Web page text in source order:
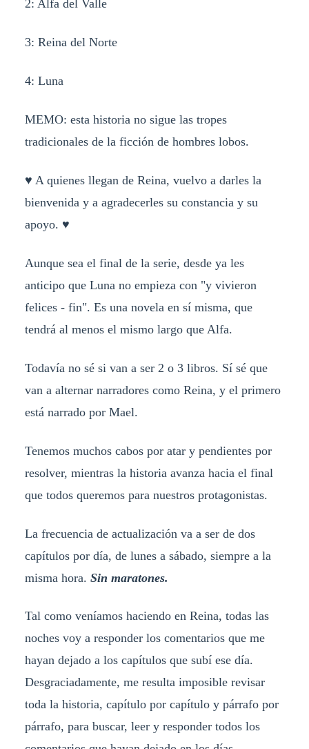
2: Alfa del Valle
3: Reina del Norte
4: Luna
MEMO: esta historia no sigue las tropes
tradicionales de la ficción de hombres lobos.
♥ A quienes llegan de Reina, vuelvo a darles la
bienvenida y a agradecerles su constancia y su
apoyo. ♥
Aunque sea el final de la serie, desde ya les
anticipo que Luna no empieza con "y vivieron
felices - fin". Es una novela en sí misma, que
tendrá al menos el mismo largo que Alfa.
Todavía no sé si van a ser 2 o 3 libros. Sí sé que
van a alternar narradores como Reina, y el primero
está narrado por Mael.
Tenemos muchos cabos por atar y pendientes por
resolver, mientras la historia avanza hacia el final
que todos queremos para nuestros protagonistas.
La frecuencia de actualización va a ser de dos
capítulos por día, de lunes a sábado, siempre a la
misma hora. Sin maratones.
Tal como veníamos haciendo en Reina, todas las
noches voy a responder los comentarios que me
hayan dejado a los capítulos que subí ese día.
Desgraciadamente, me resulta imposible revisar
toda la historia, capítulo por capítulo y párrafo por
párrafo, para buscar, leer y responder todos los